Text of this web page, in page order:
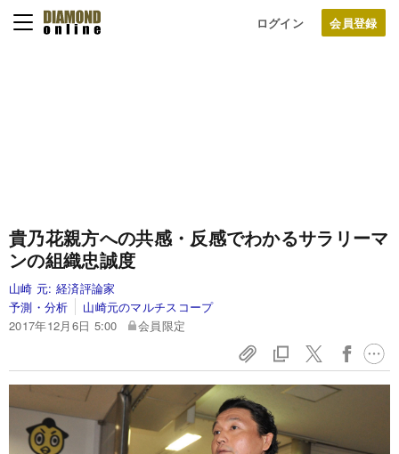
ログイン
貴乃花親方への共感・反感でわかるサラリーマ
ンの組織忠誠度
山崎 元: 経済評論家
予測・分析
山崎元のマルチスコープ
2017年12月6日 5:00
会員限定